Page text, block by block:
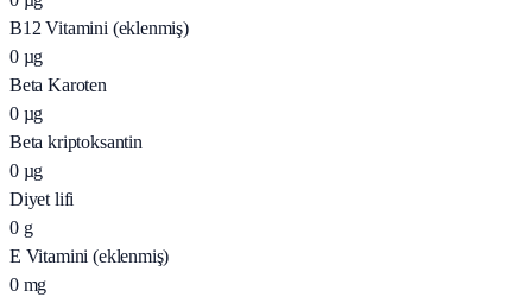
B12 Vitamini (eklenmiş)
0 µg
Beta Karoten
0 µg
Beta kriptoksantin
0 µg
Diyet lifi
0 g
E Vitamini (eklenmiş)
0 mg